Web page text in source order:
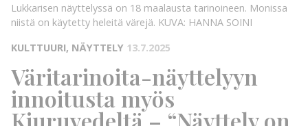
Lukkarisen näyttelyssä on 18 maalausta tarinoineen. Monissa
niistä on käytetty heleitä värejä. KUVA: HANNA SOINI
KULTTUURI, NÄYTTELY 13.7.2025
Väritarinoita-näyttelyyn
innoitusta myös
Kiuruvedeltä – “Näyttely on